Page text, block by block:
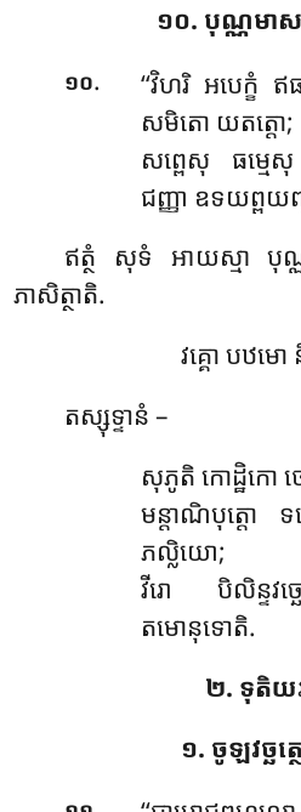
១០. បុណ្ណមាសត្
១០. ‘‘វិហរិ អបេក្ខំ
សមិតោ យតត្តោ;
សព្ពេសុ ធម្ម
ជញ្ញា ឧទយព្ពយញ្
ឥត្ថំ សុទំ អាយស្មា បុ
ភាសិត្ថាតិ.
វគ្គោ បឋមោ
តស្សុទ្ទានំ –
សុភូតិ កោដ្ឋិកោ ថ
មន្តាណិបុត្តោ
ភល្លិយោ;
វីរោ បិលិន្ទ
តមោនុទោតិ.
២. ទុតិយ
១. ចូឡវច្ឆត្ថ